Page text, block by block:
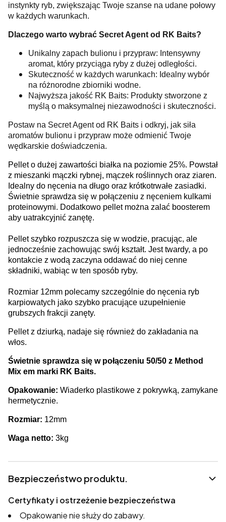
instynkty ryb, zwiększając Twoje szanse na udane połowy
w każdych warunkach.
Dlaczego warto wybrać Secret Agent od RK Baits?
Unikalny zapach bulionu i przypraw: Intensywny
aromat, który przyciąga ryby z dużej odległości.
Skuteczność w każdych warunkach: Idealny wybór
na różnorodne zbiorniki wodne.
Najwyższa jakość RK Baits: Produkty stworzone z
myślą o maksymalnej niezawodności i skuteczności.
Postaw na Secret Agent od RK Baits i odkryj, jak siła
aromatów bulionu i przypraw może odmienić Twoje
wędkarskie doświadczenia.
Pellet o dużej zawartości białka na poziomie 25%. Powstał
z mieszanki mączki rybnej, mączek roślinnych oraz ziaren.
Idealny do nęcenia na długo oraz krótkotrwałe zasiadki.
Świetnie sprawdza się w połączeniu z nęceniem kulkami
proteinowymi. Dodatkowo pellet można zalać boosterem
aby uatrakcyjnić zanętę.
Pellet szybko rozpuszcza się w wodzie, pracując, ale
jednocześnie zachowując swój kształt. Jest twardy, a po
kontakcie z wodą zaczyna oddawać do niej cenne
składniki, wabiąc w ten sposób ryby.
Rozmiar 12mm polecamy szczególnie do nęcenia ryb
karpiowatych jako szybko pracujące uzupełnienie
grubszych frakcji zanęty.
Pellet z dziurką, nadaje się również do zakładania na
włos.
Świetnie sprawdza się w połączeniu 50/50 z Method
Mix em marki RK Baits.
Opakowanie: Wiaderko plastikowe z pokrywką, zamykane
hermetycznie.
Rozmiar: 12mm
Waga netto: 3kg
Bezpieczeństwo produktu.
Certyfikaty i ostrzeżenie bezpieczeństwa
Opakowanie nie służy do zabawy.